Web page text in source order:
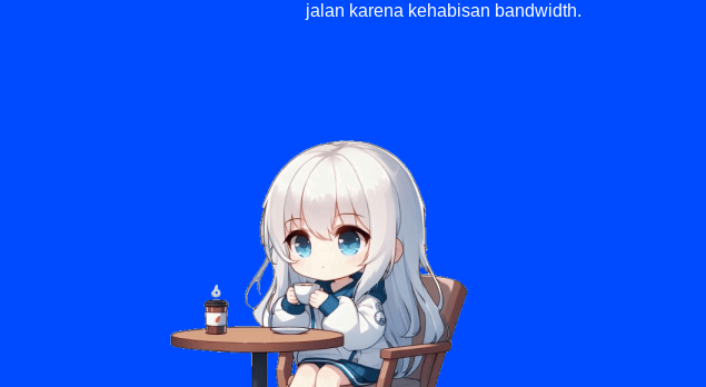
jalan karena kehabisan bandwidth.